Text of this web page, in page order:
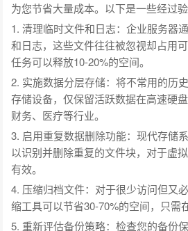
为您节省大量成本。以下是一些经过验
1. 清理临时文件和日志：企业服务器
和日志，这些文件往往被忽视却占用
任务可以释放10-20%的空间。
2. 实施数据分层存储：将不常用的历
存储设备，仅保留活跃数据在高速硬
财务、医疗等行业。
3. 启用重复数据删除功能：现代存储
以识别并删除重复的文件块，对于虚
有效。
4. 压缩归档文件：对于很少访问但又
缩工具可以节省30-70%的空间，只需
5. 重新评估备份策略：检查您的备份